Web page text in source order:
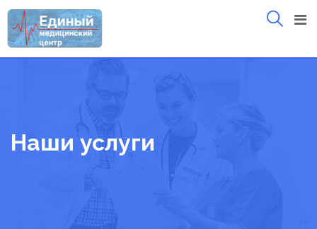
Skip
to
content
Наши услуги